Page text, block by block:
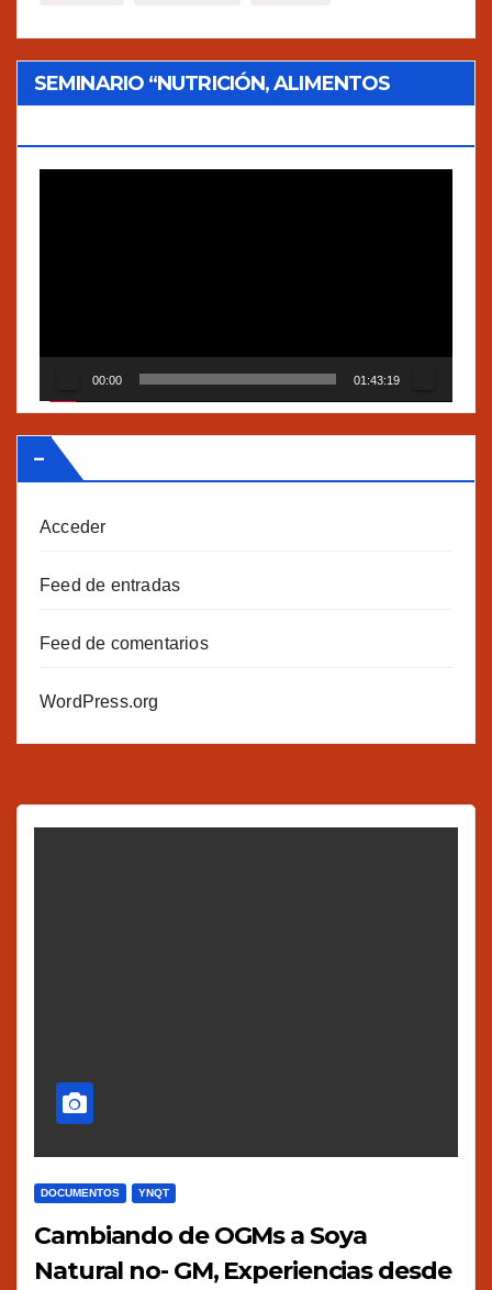
SEMINARIO “NUTRICIÓN, ALIMENTOS
00:00 01:43:19
–
Acceder
Feed de entradas
Feed de comentarios
WordPress.org
DOCUMENTOS YNQT
Cambiando de OGMs a Soya
Natural no- GM, Experiencias desde